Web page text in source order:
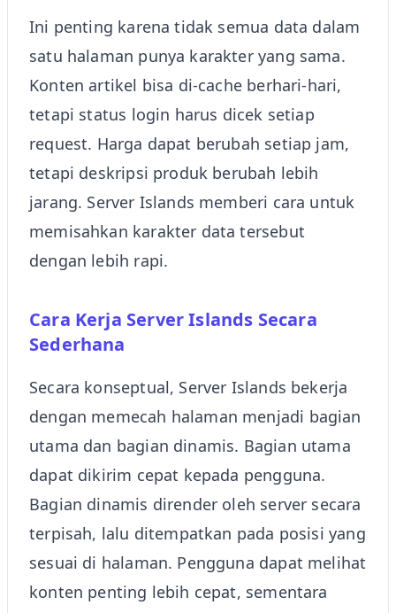
Ini penting karena tidak semua data dalam
satu halaman punya karakter yang sama.
Konten artikel bisa di-cache berhari-hari,
tetapi status login harus dicek setiap
request. Harga dapat berubah setiap jam,
tetapi deskripsi produk berubah lebih
jarang. Server Islands memberi cara untuk
memisahkan karakter data tersebut
dengan lebih rapi.
Cara Kerja Server Islands Secara
Sederhana
Secara konseptual, Server Islands bekerja
dengan memecah halaman menjadi bagian
utama dan bagian dinamis. Bagian utama
dapat dikirim cepat kepada pengguna.
Bagian dinamis dirender oleh server secara
terpisah, lalu ditempatkan pada posisi yang
sesuai di halaman. Pengguna dapat melihat
konten penting lebih cepat, sementara